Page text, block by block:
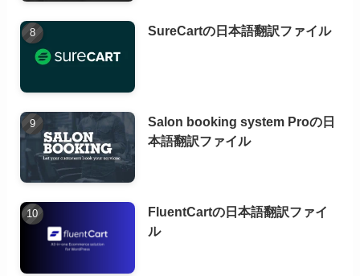
SureCartの日本語翻訳ファイル
Salon booking system Proの日
本語翻訳ファイル
FluentCartの日本語翻訳ファイ
ル